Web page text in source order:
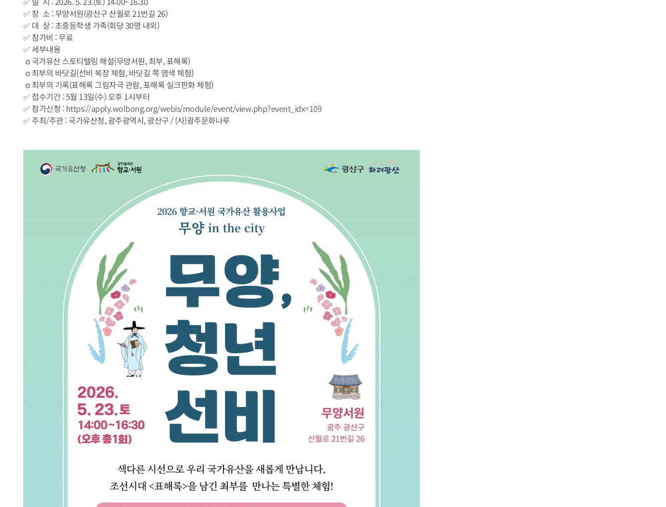
✅ 장 소 : 무양서원(광산구 산월로 21번길 26)
✅ 대 상 : 초중등학생 가족(회당 30명 내외)
✅ 참가비 : 무료
✅ 세부내용
o 국가유산 스토티텔링 해설(무양서원, 최부, 표해록)
o 최부의 바닷길(선비 복장 체험, 바닷길 쪽 염색 체험)
o 최부의 기록(표해록 그림자극 관람, 표해록 실크판화 체험)
✅ 접수기간 : 5월 13일(수) 오후 1시부터
✅ 참가신청 :https://apply.wolbong.org/webis/module/event/view.php?event_idx=109
✅ 주최/주관 : 국가유산청, 광주광역시, 광산구 / (사)광주문화나루